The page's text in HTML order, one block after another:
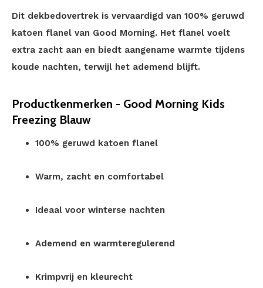
Dit dekbedovertrek is vervaardigd van 100% geruwd
katoen flanel van Good Morning. Het flanel voelt
extra zacht aan en biedt aangename warmte tijdens
koude nachten, terwijl het ademend blijft.
Productkenmerken - Good Morning Kids
Freezing Blauw
100% geruwd katoen flanel
Warm, zacht en comfortabel
Ideaal voor winterse nachten
Ademend en warmteregulerend
Krimpvrij en kleurecht